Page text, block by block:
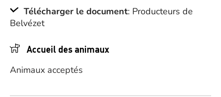
Télécharger le document: Producteurs de
Belvézet
Accueil des animaux
Animaux acceptés